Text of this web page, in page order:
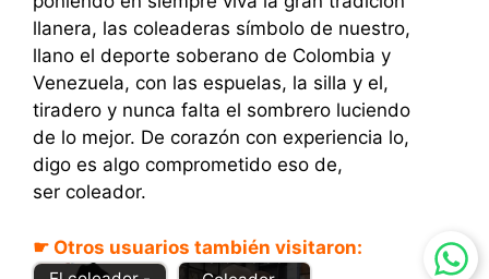
llanera, las coleaderas símbolo de nuestro,
llano el deporte soberano de Colombia y
Venezuela, con las espuelas, la silla y el,
tiradero y nunca falta el sombrero luciendo
de lo mejor. De corazón con experiencia lo,
digo es algo comprometido eso de,
ser coleador.
☛ Otros usuarios también visitaron:
Esto De Ser